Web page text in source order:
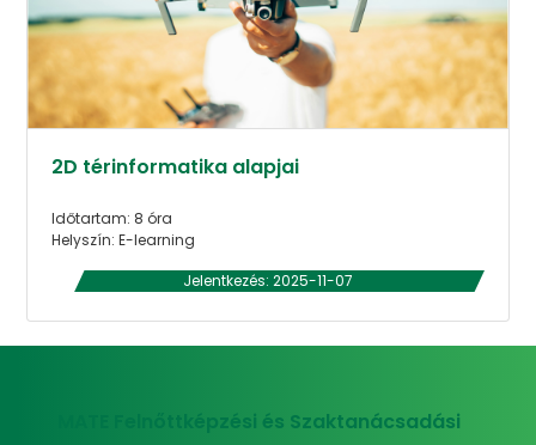
2D térinformatika alapjai
Időtartam: 8 óra
Helyszín: E-learning
Jelentkezés: 2025-11-07
MATE Felnőttképzési és Szaktanácsadási